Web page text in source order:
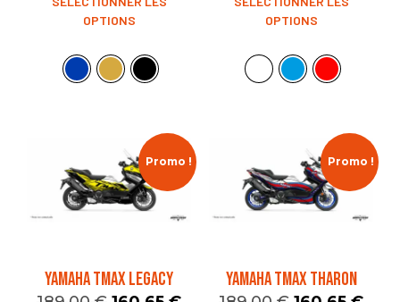
OPTIONS
OPTIONS
Promo !
YAMAHA TMAX LEGACY
Promo !
YAMAHA TMAX THARON